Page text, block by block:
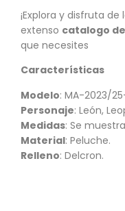
¡Explora y disfruta
extenso catalogo
que necesites
Características
Modelo: MA-2023/
Personaje: León,
Medidas: Se
Material: Peluche.
Relleno: Delcron.